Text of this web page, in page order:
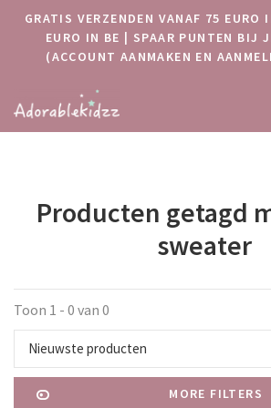
GRATIS VERZENDEN VANAF 75
EURO IN BE | SPAAR PUNTEN BIJ
(ACCOUNT AANMAKEN EN
Producten getagd
sweater
Toon 1 - 0 van 0
Nieuwste producten
MORE FILTERS